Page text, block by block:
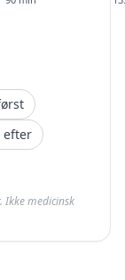
efter
medicinsk